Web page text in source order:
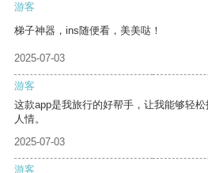
游客
梯子神器，ins随便看，美美哒！
2025-07-03
游客
这款app是我旅行的好帮手，让我能够轻
人情。
2025-07-03
游客